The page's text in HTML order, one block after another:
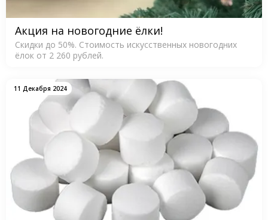
Акция на новогодние ёлки!
Скидки до 50%. Стоимость искусственных новогодних
ёлок от 2 260 рублей.
11 Декабря 2024